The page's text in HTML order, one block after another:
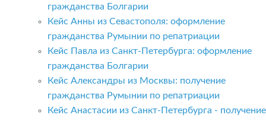
гражданства Болгарии
Кейс Анны из Севастополя: оформление
гражданства Румынии по репатриации
Кейс Павла из Санкт-Петербурга: оформление
гражданства Болгарии
Кейс Александры из Москвы: получение
гражданства Румынии по репатриации
Кейс Анастасии из Санкт-Петербурга - получение